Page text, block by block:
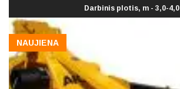
Darbinis plotis, m - 3,0-4,0
NAUJIENA